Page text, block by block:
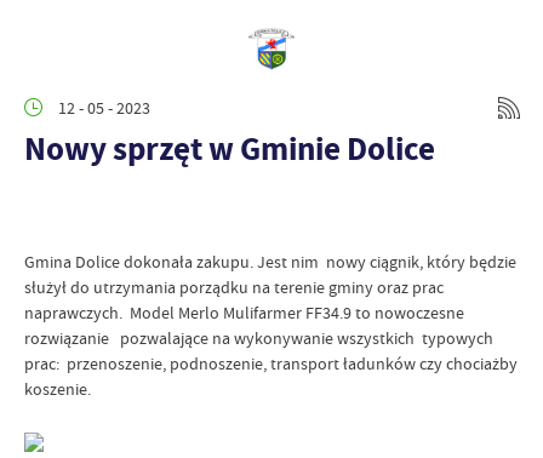
12 - 05 - 2023
Nowy sprzęt w Gminie Dolice
Gmina Dolice dokonała zakupu. Jest nim nowy ciągnik, który będzie
służył do utrzymania porządku na terenie gminy oraz prac
naprawczych. Model Merlo Mulifarmer FF34.9 to nowoczesne
rozwiązanie pozwalające na wykonywanie wszystkich typowych
prac: przenoszenie, podnoszenie, transport ładunków czy chociażby
koszenie.